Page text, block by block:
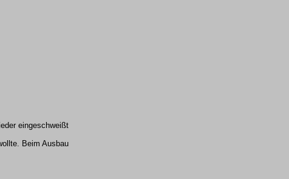
eingeschweißt
Beim Ausbau